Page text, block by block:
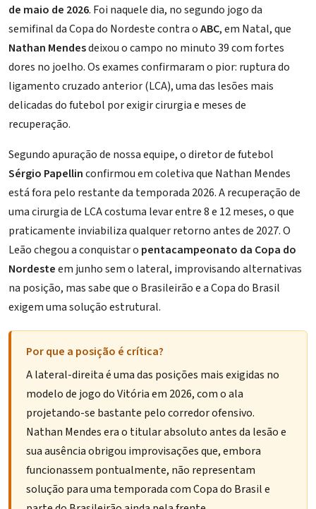
de maio de 2026. Foi naquele dia, no segundo jogo da
semifinal da Copa do Nordeste contra oABC, em Natal, que
Nathan Mendesdeixou o campo no minuto 39 com fortes
dores no joelho. Os exames confirmaram o pior: ruptura do
ligamento cruzado anterior (LCA), uma das lesões mais
delicadas do futebol por exigir cirurgia e meses de
recuperação.
Segundo apuração de nossa equipe, o diretor de futebol
Sérgio Papellinconfirmou em coletiva que Nathan Mendes
está fora pelo restante da temporada 2026. A recuperação de
uma cirurgia de LCA costuma levar entre 8 e 12 meses, o que
praticamente inviabiliza qualquer retorno antes de 2027. O
Leão chegou a conquistar o pentacampeonato da Copa do
Nordesteem junho sem o lateral, improvisando alternativas
na posição, mas sabe que o Brasileirão e a Copa do Brasil
exigem uma solução estrutural.
Por que a posição é crítica?
A lateral-direita é uma das posições mais exigidas no
modelo de jogo do Vitória em 2026, com o ala
projetando-se bastante pelo corredor ofensivo.
Nathan Mendes era o titular absoluto antes da lesão e
sua ausência obrigou improvisações que, embora
funcionassem pontualmente, não representam
solução para uma temporada com Copa do Brasil e